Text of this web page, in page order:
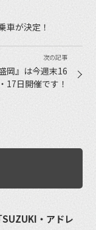
車が決定！
岡』は今週末16
17日開催です！
・アドレ